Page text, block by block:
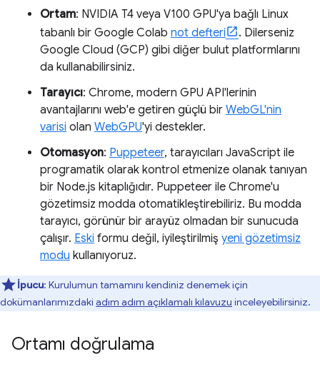
Ortam: NVIDIA T4 veya V100 GPU'ya bağlı Linux
tabanlı bir Google Colab not defteri
. Dilerseniz
Google Cloud (GCP) gibi diğer bulut platformlarını
da kullanabilirsiniz.
Tarayıcı: Chrome, modern GPU API'lerinin
avantajlarını web'e getiren güçlü bir WebGL'nin
varisi olan WebGPU'yi destekler.
Otomasyon: Puppeteer, tarayıcıları JavaScript ile
programatik olarak kontrol etmenize olanak tanıyan
bir Node.js kitaplığıdır. Puppeteer ile Chrome'u
gözetimsiz modda otomatikleştirebiliriz. Bu modda
tarayıcı, görünür bir arayüz olmadan bir sunucuda
çalışır. Eski formu değil, iyileştirilmiş yeni gözetimsiz
modu kullanıyoruz.
İpucu: Kurulumun tamamını kendiniz denemek için
dokümanlarımızdaki adım adım açıklamalı kılavuzu inceleyebilirsiniz.
Ortamı doğrulama